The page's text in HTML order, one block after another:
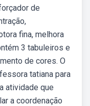
de
fina, melhora
3 tabuleiros e
de cores. O
tatiana para
atividade que
a coordenação